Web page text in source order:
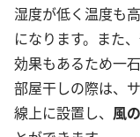
湿度が低く温度も
になります。また
効果もあるため一石
部屋干しの際は、
線上に設置し、 風